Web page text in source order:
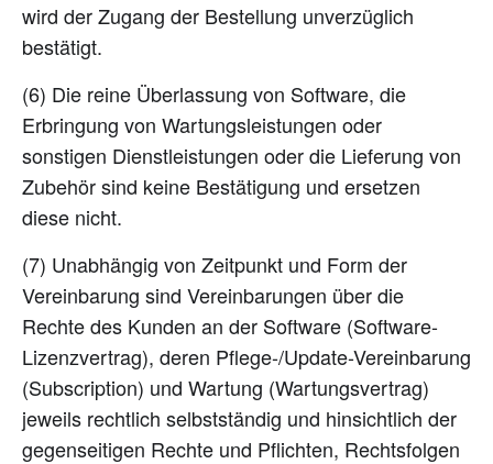
wird der Zugang der Bestellung unverzüglich
bestätigt.
(6) Die reine Überlassung von Software, die
Erbringung von Wartungsleistungen oder
sonstigen Dienstleistungen oder die Lieferung von
Zubehör sind keine Bestätigung und ersetzen
diese nicht.
(7) Unabhängig von Zeitpunkt und Form der
Vereinbarung sind Vereinbarungen über die
Rechte des Kunden an der Software (Software-
Lizenzvertrag), deren Pflege-/Update-Vereinbarung
(Subscription) und Wartung (Wartungsvertrag)
jeweils rechtlich selbstständig und hinsichtlich der
gegenseitigen Rechte und Pflichten, Rechtsfolgen